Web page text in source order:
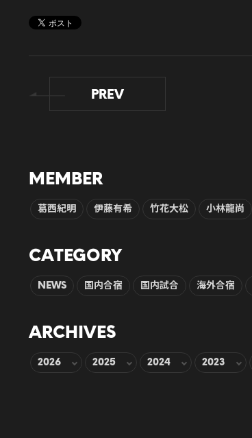
PREV
MEMBER
葛西紀明 伊藤有希 竹花大松 小林龍尚
CATEGORY
NEWS 国内合宿 国内試合 海外合宿
ARCHIVES
2026 2025 2024 2023